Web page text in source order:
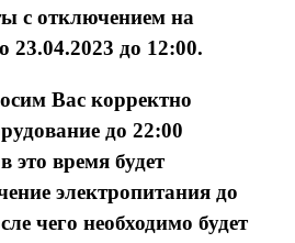
с отключением на
23.04.2023 до 12:00.
Вас корректно
до 22:00
это время будет
электропитания до
чего необходимо будет